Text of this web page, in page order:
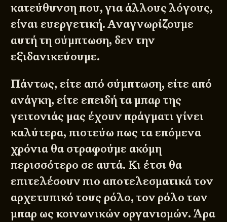
κατεύθυνση που, για άλλους λόγους,
είναι ευεργετική. Αναγνωρίζουμε
αυτή τη σύμπτωση, δεν την
εξιδανικεύουμε.
Πάντως, είτε από σύμπτωση, είτε από
ανάγκη, είτε επειδή τα μπαρ της
γειτονιάς μας έχουν πράγματι γίνει
καλύτερα, πιστεύω πως τα επόμενα
χρόνια θα στραφούμε ακόμη
περισσότερο σε αυτά. Κι έτσι θα
επιτελέσουν πιο αποτελεσματικά τον
αρχετυπικό τους ρόλο, τον ρόλο των
μπαρ ως κοινωνικών οργανισμών. Άρα